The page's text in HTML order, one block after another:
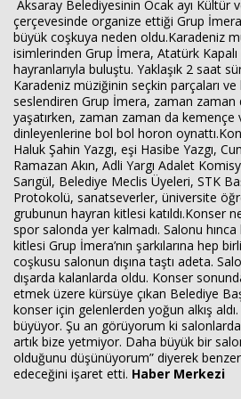
Aksaray Belediyesinin Ocak ayı Kültür
çerçevesinde organize ettiği Grup
büyük coşkuya neden oldu.Karadeniz
isimlerinden Grup İmera, Atatürk
hayranlarıyla buluştu. Yaklaşık 2 saat
Karadeniz müziğinin seçkin parçaları
seslendiren Grup İmera, zaman zaman
yaşatırken, zaman zaman da kemençe
dinleyenlerine bol bol horon
Haluk Şahin Yazgı, eşi Hasibe Yazgı,
Ramazan Akın, Adli Yargı Adalet
Sarıgül, Belediye Meclis Üyeleri, STK
Protokolü, sanatseverler, üniversite
grubunun hayran kitlesi katıldı.Konser
spor salonda yer kalmadı. Salonu
kitlesi Grup İmera’nın şarkılarına hep
coşkusu salonun dışına taştı adeta.
dışarda kalanlarda oldu. Konser
etmek üzere kürsüye çıkan Belediye
konser için gelenlerden yoğun alkış
büyüyor. Şu an görüyorum ki
artık bize yetmiyor. Daha büyük bir
olduğunu düşünüyorum” diyerek
edeceğini işaret etti. Haber Merkezi